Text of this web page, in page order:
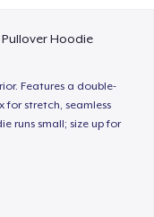
Pullover Hoodie
Features a double-
for stretch, seamless
runs small; size up for